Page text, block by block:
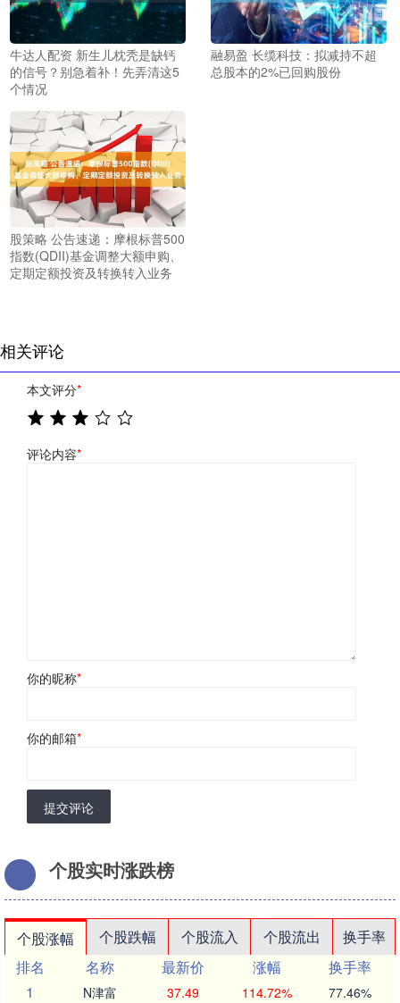
牛达人配资 新生儿枕秃是缺钙
的信号？别急着补！先弄清这5
个情况
融易盈 长缆科技：拟减持不超
总股本的2%已回购股份
股策略 公告速递：摩根标普500
指数(QDII)基金调整大额申购、
定期定额投资及转换转入业务
相关评论
本文评分*
评论内容*
你的昵称*
你的邮箱*
提交评论
个股实时涨跌榜
个股涨幅 个股跌幅 个股流入 个股流出
换手率
排名
名称 最新价 涨幅
换手率
1
N津富 37.49 114.72% 77.46%